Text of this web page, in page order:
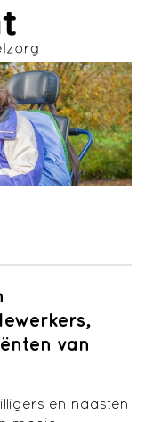
van
en naasten